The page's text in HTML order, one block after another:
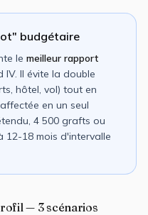
budgétaire
le meilleur rapport
Il évite la double
hôtel, vol) tout en
en un seul
4 500 grafts ou
12-18 mois d'intervalle
— 3 scénarios